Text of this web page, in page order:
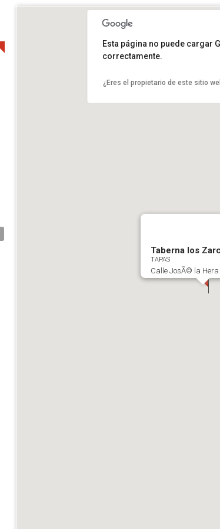
Taberna los
TAPAS
Calle JosÃ© la
Esta página no puede cargar
correctamente.
¿Eres el propietario de este sitio